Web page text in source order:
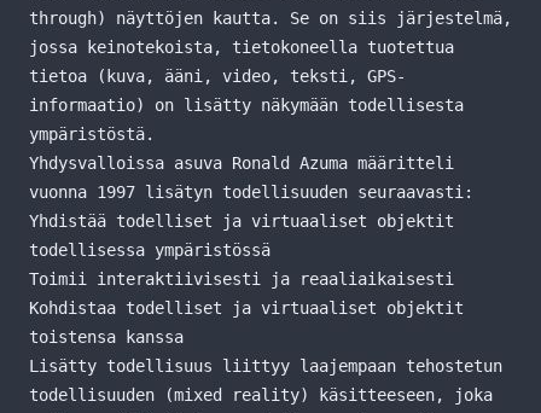
through) näyttöjen kautta. Se on siis järjestelmä,
jossa keinotekoista, tietokoneella tuotettua
tietoa (kuva, ääni, video, teksti, GPS-
informaatio) on lisätty näkymään todellisesta
ympäristöstä.
Yhdysvalloissa asuva Ronald Azuma määritteli
vuonna 1997 lisätyn todellisuuden seuraavasti:
Yhdistää todelliset ja virtuaaliset objektit
todellisessa ympäristössä
Toimii interaktiivisesti ja reaaliaikaisesti
Kohdistaa todelliset ja virtuaaliset objektit
toistensa kanssa
Lisätty todellisuus liittyy laajempaan tehostetun
todellisuuden (mixed reality) käsitteeseen, joka